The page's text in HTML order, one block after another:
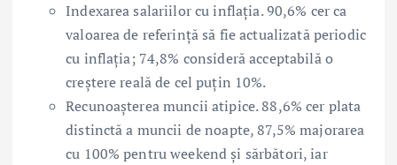
Indexarea salariilor cu inflația. 90,6% cer ca
valoarea de referință să fie actualizată periodic
cu inflația; 74,8% consideră acceptabilă o
creștere reală de cel puțin 10%.
Recunoașterea muncii atipice. 88,6% cer plata
distinctă a muncii de noapte, 87,5% majorarea
cu 100% pentru weekend și sărbători, iar